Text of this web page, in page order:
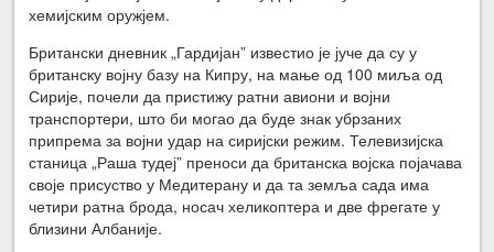
хемијским оружјем.
Британски дневник „Гардијан” известио је јуче да су у
британску војну базу на Кипру, на мање од 100 миља од
Сирије, почели да пристижу ратни авиони и војни
транспортери, што би могао да буде знак убрзаних
припрема за војни удар на сиријски режим. Телевизијска
станица „Раша тудеј” преноси да британска војска појачава
своје присуство у Медитерану и да та земља сада има
четири ратна брода, носач хеликоптера и две фрегате у
близини Албаније.